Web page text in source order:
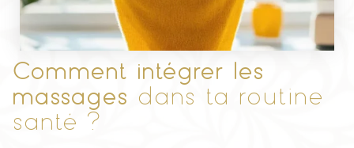
Comment intégrer les
massages dans ta routine
santé ?